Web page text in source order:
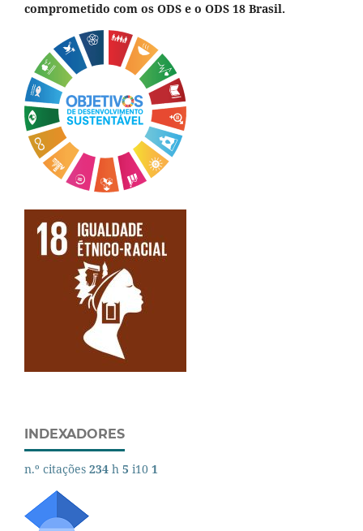
comprometido com os ODS e o ODS 18 Brasil.
INDEXADORES
n.º citações 234 h 5 i10 1